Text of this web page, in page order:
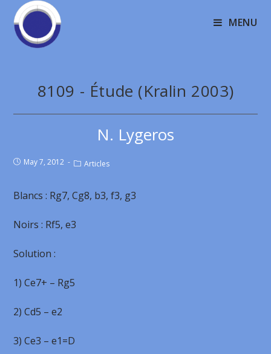
MENU
8109 - Étude (Kralin 2003)
N. Lygeros
May 7, 2012 Articles
Blancs : Rg7, Cg8, b3, f3, g3
Noirs : Rf5, e3
Solution :
1) Ce7+ – Rg5
2) Cd5 – e2
3) Ce3 – e1=D